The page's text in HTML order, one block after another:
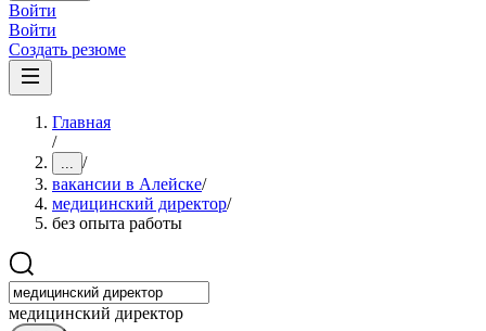
Войти
Войти
Создать резюме
Главная
/
... /
вакансии в Алейске/
медицинский директор/
без опыта работы
медицинский директор